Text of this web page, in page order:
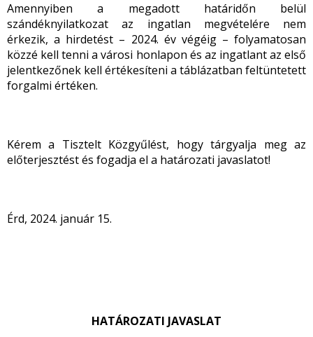
Amennyiben a megadott határidőn belül
szándéknyilatkozat az ingatlan megvételére nem
érkezik, a hirdetést – 2024. év végéig – folyamatosan
közzé kell tenni a városi honlapon és az ingatlant az első
jelentkezőnek kell értékesíteni a táblázatban feltüntetett
forgalmi értéken.
Kérem a Tisztelt Közgyűlést, hogy tárgyalja meg az
előterjesztést és fogadja el a határozati javaslatot!
Érd, 2024. január 15.
HATÁROZATI JAVASLAT